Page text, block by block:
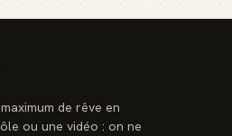
de rêve en
ou une vidéo : on ne